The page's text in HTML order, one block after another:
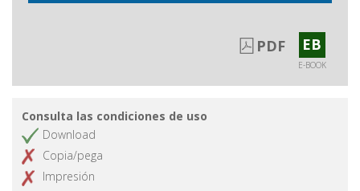
PDF EB
E-BOOK
Consulta las condiciones de uso
Download
Copia/pega
Impresión